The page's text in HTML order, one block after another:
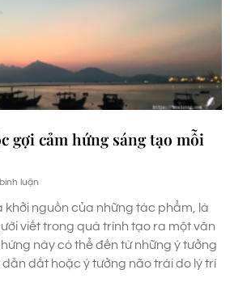
gợi cảm hứng sáng tạo mỗi
luận
khởi nguồn của những tác phẩm, là
viết trong quá trình tạo ra một văn
này có thể đến từ những ý tưởng
dắt hoặc ý tưởng não trái do lý trí